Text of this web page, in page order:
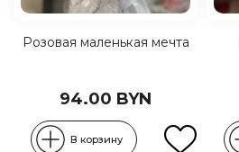
Розовая маленькая мечта
94.00 BYN
В корзину